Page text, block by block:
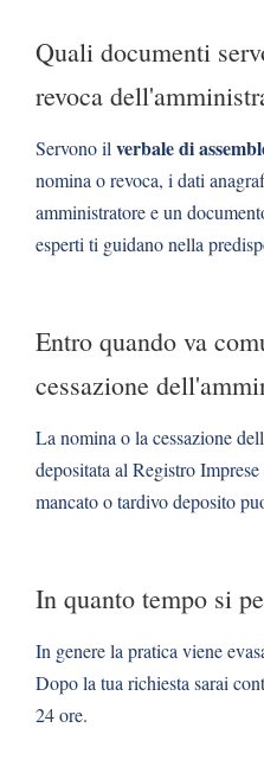
Quali documenti
revoca
Servono il verbale di
nomina o revoca, i dati
amministratore e un
esperti ti guidano nella
Entro quando va
cessazione
La nomina o la cessazione
depositata al Registro Imprese
mancato o tardivo deposito
In quanto tempo si
In genere la pratica viene
Dopo la tua richiesta sarai
24 ore.